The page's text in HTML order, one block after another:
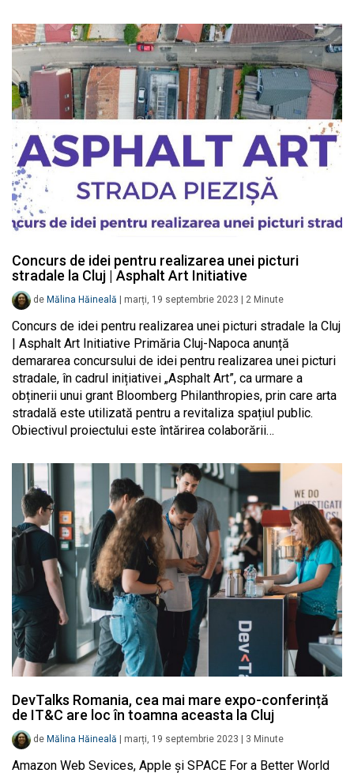
Concurs de idei pentru realizarea unei picturi
stradale la Cluj | Asphalt Art Initiative
de Mălina Hăineală marți, 19 septembrie 2023 2 Minute
Concurs de idei pentru realizarea unei picturi stradale la Cluj
| Asphalt Art Initiative Primăria Cluj-Napoca anunță
demararea concursului de idei pentru realizarea unei picturi
stradale, în cadrul inițiativei „Asphalt Art”, ca urmare a
obținerii unui grant Bloomberg Philanthropies, prin care arta
stradală este utilizată pentru a revitaliza spațiul public.
Obiectivul proiectului este întărirea colaborării…
DevTalks Romania, cea mai mare expo-conferință
de IT&C are loc în toamna aceasta la Cluj
de Mălina Hăineală marți, 19 septembrie 2023 3 Minute
Amazon Web Sevices, Apple și SPACE For a Better World